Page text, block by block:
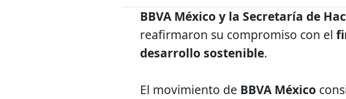
BBVA México y la Secretaría de
reafirmaron su compromiso con el
desarrollo sostenible.
El movimiento de BBVA México